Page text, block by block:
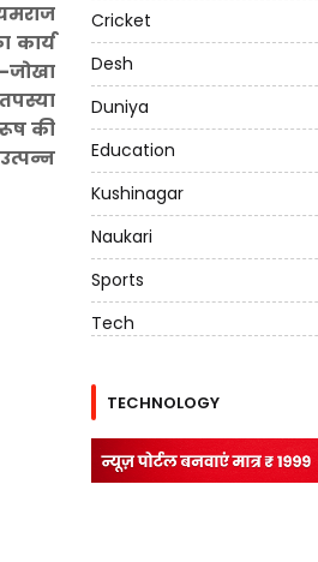
कार्य
जोखा
की
Cricket
Desh
Duniya
Education
Kushinagar
Naukari
Sports
Tech
TECHNOLOGY